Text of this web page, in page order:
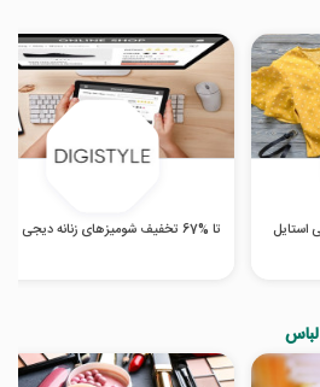
تا %67 تخفیف شومیزهای زنانه دیجی استایل